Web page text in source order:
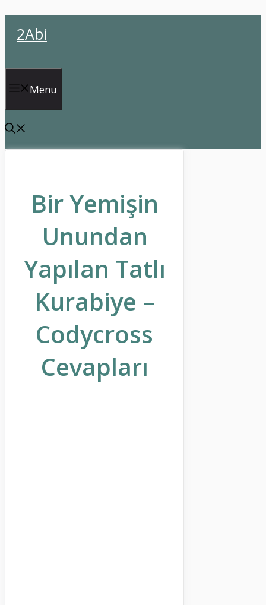
atla2Abi
Menu
Bir Yemişin
Unundan
Yapılan Tatlı
Kurabiye –
Codycross
Cevapları